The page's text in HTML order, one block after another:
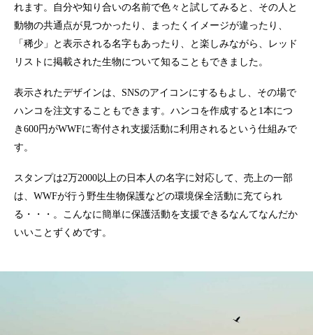
れます。自分や知り合いの名前で色々と試してみると、その人と
動物の共通点が見つかったり、まったくイメージが違ったり、
「稀少」と表示される名字もあったり、と楽しみながら、レッド
リストに掲載された生物について知ることもできました。
表示されたデザインは、SNSのアイコンにするもよし、その場で
ハンコを注文することもできます。ハンコを作成すると1本につ
き600円がWWFに寄付され支援活動に利用されるという仕組みで
す。
スタンプは2万2000以上の日本人の名字に対応して、売上の一部
は、WWFが行う野生生物保護などの環境保全活動に充てられ
る・・・。こんなに簡単に保護活動を支援できるなんてなんだか
いいことずくめです。